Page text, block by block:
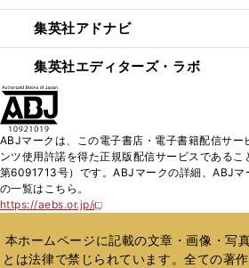
集英社アドナビ
集英社エディターズ・ラボ
ABJマークは、この電子書店・電子書籍配信サー
ンツ使用許諾を得た正規版配信サービスである
第6091713号）です。ABJマークの詳細、ABJマ
の一覧はこちら。
https://aebs.or.jp/
新
い
ウ
ィ
本ホームページに記載の文章・画像・写
とは法律で禁じられています。全ての著